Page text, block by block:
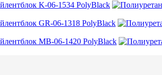
K-06-1534 PolyBlack
GR-06-1318 PolyBlack
MB-06-1420 PolyBlack